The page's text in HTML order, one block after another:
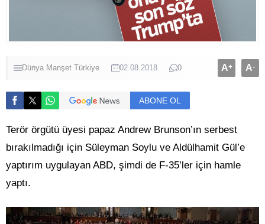
Dünya Manşet Türkiye 02.08.2018 0 A+ A-
ABONE OL
Terör örgütü üyesi papaz Andrew Brunson’ın serbest
bırakılmadığı için Süleyman Soylu ve Aldülhamit Gül’e
yaptırım uygulayan ABD, şimdi de F-35’ler için hamle
yaptı.